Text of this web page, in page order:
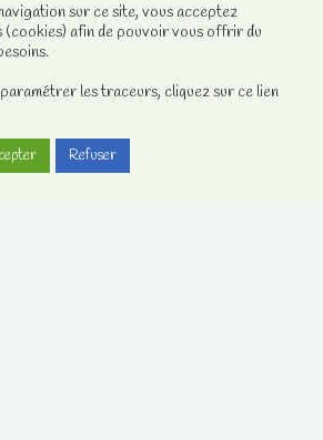
sur ce site, vous acceptez
afin de pouvoir vous offrir du
les traceurs, cliquez sur ce lien
Refuser